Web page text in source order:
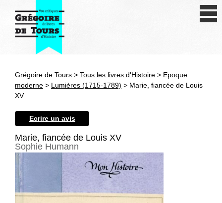
Antiquité
XXe siècle
Autres civilisations
Grégoire de Tours > Tous les livres d'Histoire > Epoque
moderne > Lumières (1715-1789) > Marie, fiancée de Louis
XV
Ecrire un avis
Marie, fiancée de Louis XV
Sophie Humann